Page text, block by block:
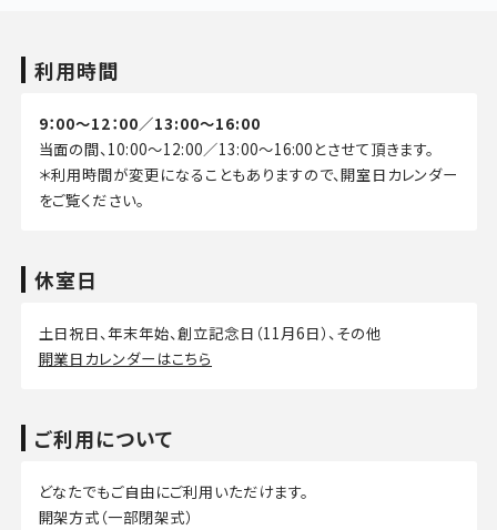
利用時間
9：00～12：00／13:00～16:00
当面の間、10:00～12:00／13:00～16:00とさせて頂きます。
＊利用時間が変更になることもありますので、開室日カレンダー
をご覧ください。
休室日
土日祝日、年末年始、創立記念日（11月6日）、その他
開業日カレンダーはこちら
ご利用について
どなたでもご自由にご利用いただけます。
開架方式（一部閉架式）